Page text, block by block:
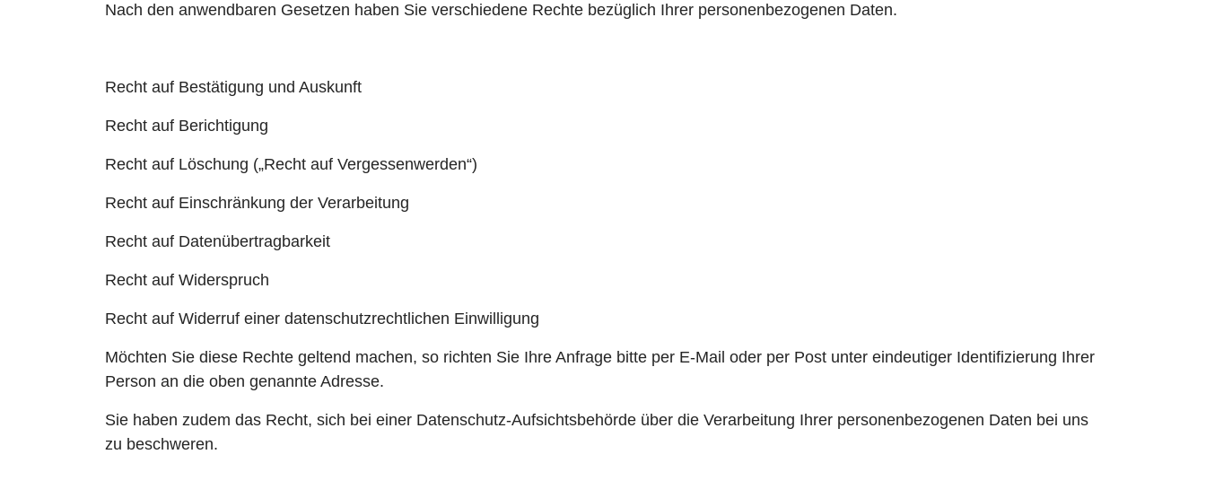
Nach den anwendbaren Gesetzen haben Sie verschiedene Rechte bezüglich Ihrer personenbezogenen Daten.
Recht auf Bestätigung und Auskunft
Recht auf Berichtigung
Recht auf Löschung („Recht auf Vergessenwerden“)
Recht auf Einschränkung der Verarbeitung
Recht auf Datenübertragbarkeit
Recht auf Widerspruch
Recht auf Widerruf einer datenschutzrechtlichen Einwilligung
Möchten Sie diese Rechte geltend machen, so richten Sie Ihre Anfrage bitte per E-Mail oder per Post unter eindeutiger Identifizierung Ihrer
Person an die oben genannte Adresse.
Sie haben zudem das Recht, sich bei einer Datenschutz-Aufsichtsbehörde über die Verarbeitung Ihrer personenbezogenen Daten bei uns
zu beschweren.